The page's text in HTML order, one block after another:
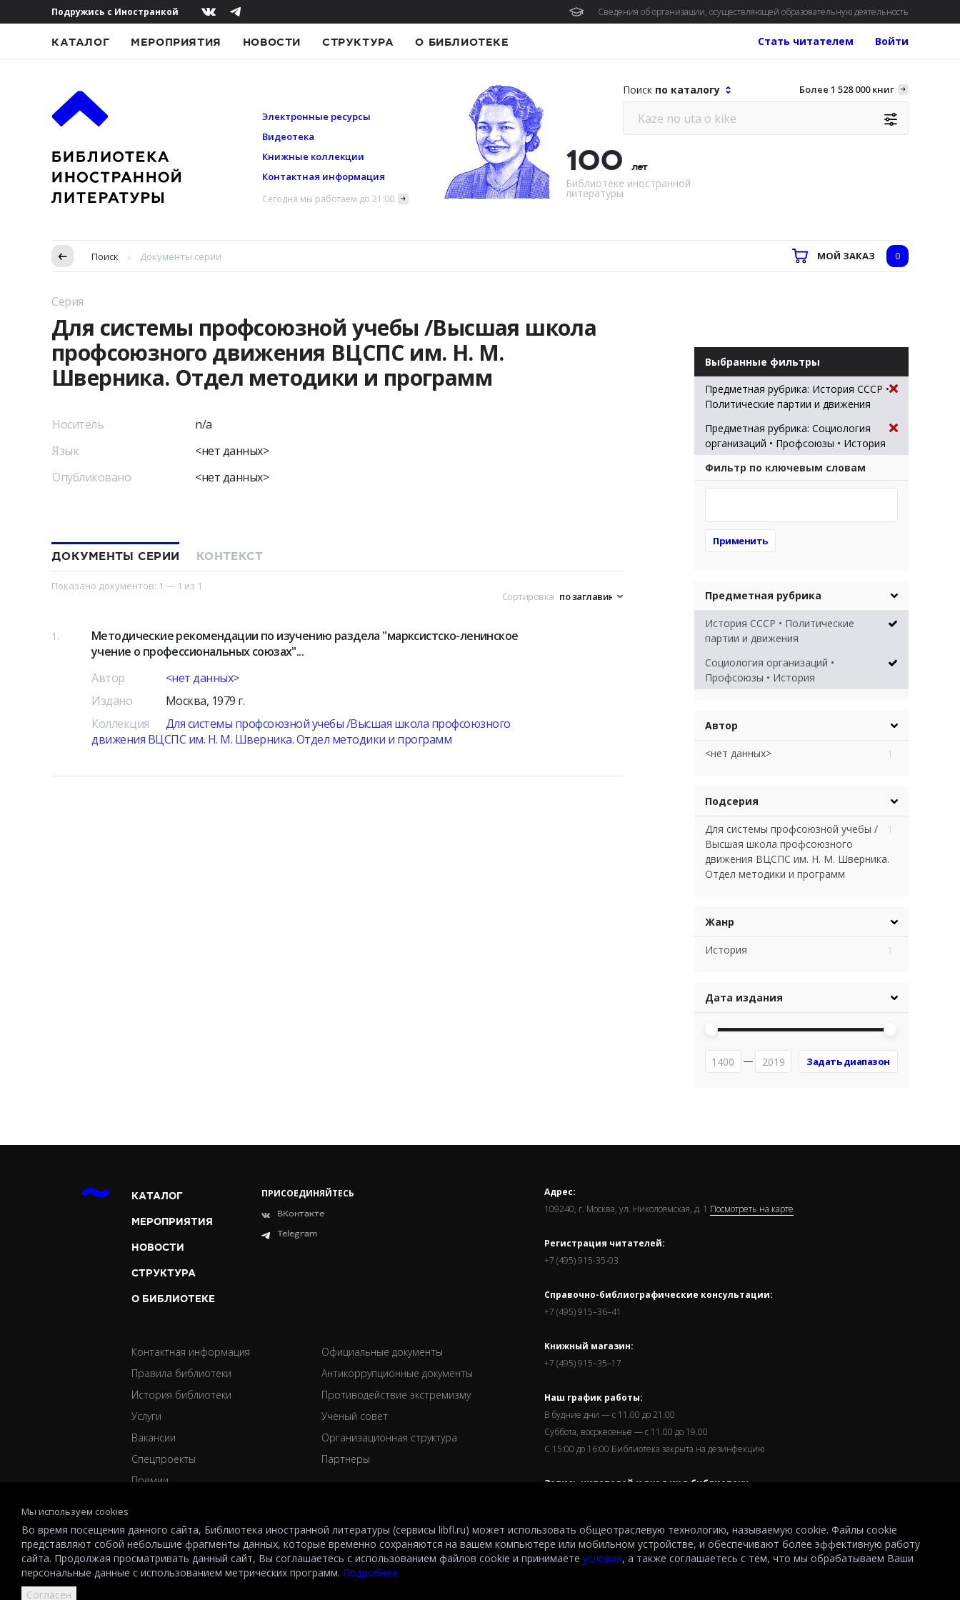
Подружись с Иностранкой Сведения об организации, осуществляющей образовательную деятельность
КАТАЛОГ МЕРОПРИЯТИЯ НОВОСТИ СТРУКТУРА О БИБЛИОТЕКЕ Войти
Стать читателем
Электронные ресурсы
Видеотека
Книжные коллекции
Контактная информация
Сегодня мы работаем до 21:00
Поиск по каталогу Более 1 528 000 книг
100
лет
Библиотеке иностранной
литературы
Пропуск в контексте
Поиск Документы серии МОЙ ЗАКАЗ 0
Серия
Для системы профсоюзной учебы /Высшая школа
профсоюзного движения ВЦСПС им. Н. М.
Шверника. Отдел методики и программ
Носитель
n/a
Язык
<нет данных>
Опубликовано
<нет данных>
ДОКУМЕНТЫ СЕРИИ КОНТЕКСТ
Показано документов: 1 — 1 из 1
Сортировка
1
Методические рекомендации по изучению раздела "марксистско-ленинское
учение о профессиональных союзах"...
Автор
<нет данных>
Издано
Москва, 1979 г.
Коллекция
Для системы профсоюзной учебы /Высшая школа профсоюзного
движения ВЦСПС им. Н. М. Шверника. Отдел методики и программ
Выбранные фильтры
Предметная рубрика: История СССР •
Политические партии и движения
Предметная рубрика: Социология
организаций • Профсоюзы • История
Фильтр по ключевым словам
Предметная рубрика
История СССР • Политические
партии и движения
Социология организаций •
Профсоюзы • История
Автор
1
<нет данных>
Подсерия
1
Для системы профсоюзной учебы /
Высшая школа профсоюзного
движения ВЦСПС им. Н. М. Шверника.
Отдел методики и программ
Жанр
1
История
Дата издания
КАТАЛОГ
МЕРОПРИЯТИЯ
НОВОСТИ
СТРУКТУРА
О БИБЛИОТЕКЕ
ПРИСОЕДИНЯЙТЕСЬ
ВКонтакте
Telegram
Контактная информация
Правила библиотеки
История библиотеки
Услуги
Вакансии
Спецпроекты
Премии
Официальные документы
Антикоррупционные документы
Противодействие экстремизму
Ученый совет
Организационная структура
Партнеры
Адрес:
109240, г. Москва, ул. Николоямская, д. 1 Посмотреть на карте
Регистрация читателей:
+7 (495) 915-35-03
Справочно-библиографические консультации:
+7 (495) 915–36–41
Книжный магазин:
+7 (495) 915–35–17
Наш график работы:
В будние дни — с 11.00 до 21.00
Суббота, восркесенье — с 11.00 до 19.00
С 15:00 до 16:00 Библиотека закрыта на дезинфекцию
Запись читателей и вход их в библиотеку
© 2026 All-Russian State Library for Foreign Literature named after M.I.Rudomino.The entire content of this website is protected by copyright and
other intellectual property rights and is the property of the respective copyright holders or the LIBRARY.
© 2026
Мы используем cookies
Во время посещения данного сайта, Библиотека иностранной литературы (сервисы libfl.ru) может использовать общеотраслевую технологию, называемую cookie. Файлы cookie
представляют собой небольшие фрагменты данных, которые временно сохраняются на вашем компьютере или мобильном устройстве, и обеспечивают более эффективную работу
сайта. Продолжая просматривать данный сайт, Вы соглашаетесь с использованием файлов cookie и принимаете условия, а также соглашаетесь с тем, что мы обрабатываем Ваши
персональные данные с использованием метрических программ. Подробнее
Согласен